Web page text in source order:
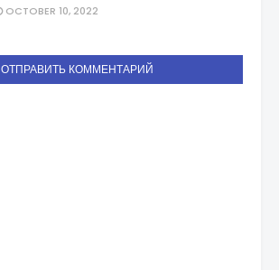
OCTOBER 10, 2022
ОТПРАВИТЬ КОММЕНТАРИЙ